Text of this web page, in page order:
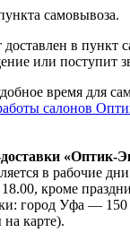
самовывоза.
доставлен в пункт
или поступит
время для
салонов
«Оптик-
в рабочие
кроме
город Уфа —
карте).